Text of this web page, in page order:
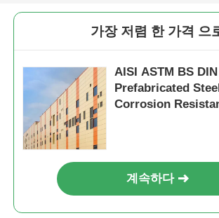
가장 저렴 한 가격 으
AISI ASTM BS
Prefabricated
Corrosion
계속하다